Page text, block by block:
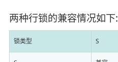
两种行锁的兼容情况如下:
锁类型 S